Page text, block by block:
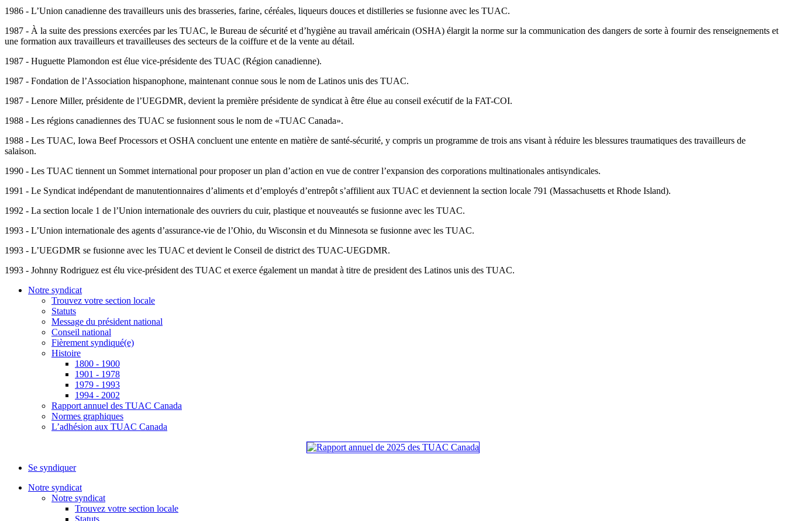
1986 - L’Union canadienne des travailleurs unis des brasseries, farine, céréales, liqueurs douces et distilleries se fusionne avec les TUAC.
1987 - À la suite des pressions exercées par les TUAC, le Bureau de sécurité et d’hygiène au travail américain (OSHA) élargit la norme sur la communication des dangers de sorte à fournir des renseignements et
une formation aux travailleurs et travailleuses des secteurs de la coiffure et de la vente au détail.
1987 - Huguette Plamondon est élue vice-présidente des TUAC (Région canadienne).
1987 - Fondation de l’Association hispanophone, maintenant connue sous le nom de Latinos unis des TUAC.
1987 - Lenore Miller, présidente de l’UEGDMR, devient la première présidente de syndicat à être élue au conseil exécutif de la FAT-COI.
1988 - Les régions canadiennes des TUAC se fusionnent sous le nom de «TUAC Canada».
1988 - Les TUAC, Iowa Beef Processors et OSHA concluent une entente en matière de santé-sécurité, y compris un programme de trois ans visant à réduire les blessures traumatiques des travailleurs de
salaison.
1990 - Les TUAC tiennent un Sommet international pour proposer un plan d’action en vue de contrer l’expansion des corporations multinationales antisyndicales.
1991 - Le Syndicat indépendant de manutentionnaires d’aliments et d’employés d’entrepôt s’affilient aux TUAC et deviennent la section locale 791 (Massachusetts et Rhode Island).
1992 - La section locale 1 de l’Union internationale des ouvriers du cuir, plastique et nouveautés se fusionne avec les TUAC.
1993 - L’Union internationale des agents d’assurance-vie de l’Ohio, du Wisconsin et du Minnesota se fusionne avec les TUAC.
1993 - L’UEGDMR se fusionne avec les TUAC et devient le Conseil de district des TUAC-UEGDMR.
1993 - Johnny Rodriguez est élu vice-président des TUAC et exerce également un mandat à titre de president des Latinos unis des TUAC.
Notre syndicat
Trouvez votre section locale
Statuts
Message du président national
Conseil national
Fièrement syndiqué(e)
Histoire
1800 - 1900
1901 - 1978
1979 - 1993
1994 - 2002
Rapport annuel des TUAC Canada
Normes graphiques
L’adhésion aux TUAC Canada
Se syndiquer
Notre syndicat
Notre syndicat
Trouvez votre section locale
Statuts